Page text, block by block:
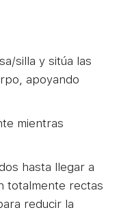
silla y sitúa las
apoyando
mientras
hasta llegar a
totalmente rectas
reducir la